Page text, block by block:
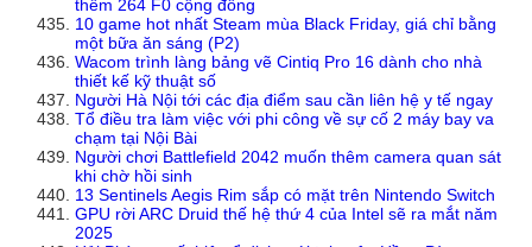
thêm 264 F0 cộng đồng
10 game hot nhất Steam mùa Black Friday, giá chỉ bằng
một bữa ăn sáng (P2)
Wacom trình làng bảng vẽ Cintiq Pro 16 dành cho nhà
thiết kế kỹ thuật số
Người Hà Nội tới các địa điểm sau cần liên hệ y tế ngay
Tổ điều tra làm việc với phi công về sự cố 2 máy bay va
chạm tại Nội Bài
Người chơi Battlefield 2042 muốn thêm camera quan sát
khi chờ hồi sinh
13 Sentinels Aegis Rim sắp có mặt trên Nintendo Switch
GPU rời ARC Druid thế hệ thứ 4 của Intel sẽ ra mắt năm
2025